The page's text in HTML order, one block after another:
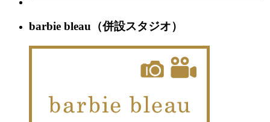
barbie bleau（併設スタジオ）